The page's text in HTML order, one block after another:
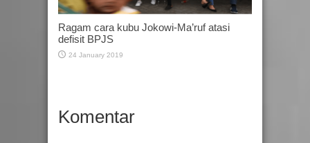
Ragam cara kubu Jokowi-Ma’ruf atasi
defisit BPJS
24 January 2019
Komentar